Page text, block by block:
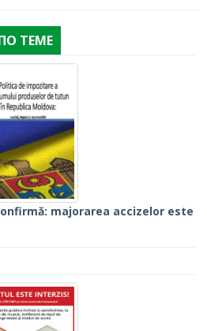
ТЕМЕ
majorarea accizelor este